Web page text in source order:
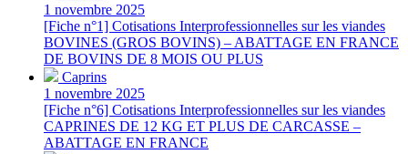
1 novembre 2025
[Fiche n°1] Cotisations Interprofessionnelles sur les viandes
BOVINES (GROS BOVINS) – ABATTAGE EN FRANCE
DE BOVINS DE 8 MOIS OU PLUS
Caprins
1 novembre 2025
[Fiche n°6] Cotisations Interprofessionnelles sur les viandes
CAPRINES DE 12 KG ET PLUS DE CARCASSE –
ABATTAGE EN FRANCE